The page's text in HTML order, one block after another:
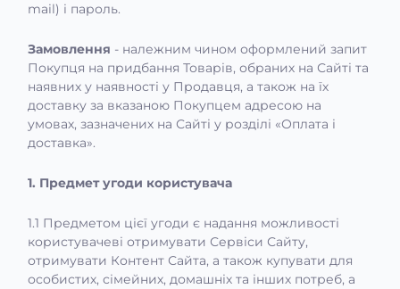
mail) і пароль.
Замовлення - належним чином оформлений запит
Покупця на придбання Товарів, обраних на Сайті та
наявних у наявності у Продавця, а також на їх
доставку за вказаною Покупцем адресою на
умовах, зазначених на Сайті у розділі «Оплата і
доставка».
1. Предмет угоди користувача
1.1 Предметом цієї угоди є надання можливості
користувачеві отримувати Сервіси Сайту,
отримувати Контент Сайта, а також купувати для
особистих, сімейних, домашніх та інших потреб, а